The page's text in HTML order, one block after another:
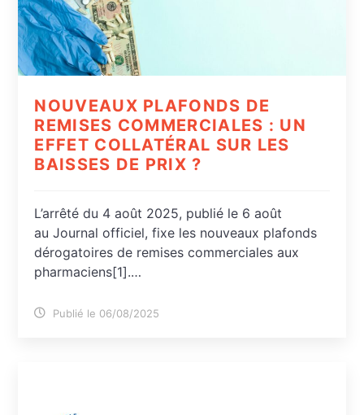
NOUVEAUX PLAFONDS DE
REMISES COMMERCIALES : UN
EFFET COLLATÉRAL SUR LES
BAISSES DE PRIX ?
L’arrêté du 4 août 2025, publié le 6 août
au Journal officiel, fixe les nouveaux plafonds
dérogatoires de remises commerciales aux
pharmaciens[1].…
Publié le 06/08/2025